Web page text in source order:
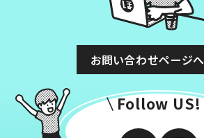
お問い合わせページへ
Follow US!